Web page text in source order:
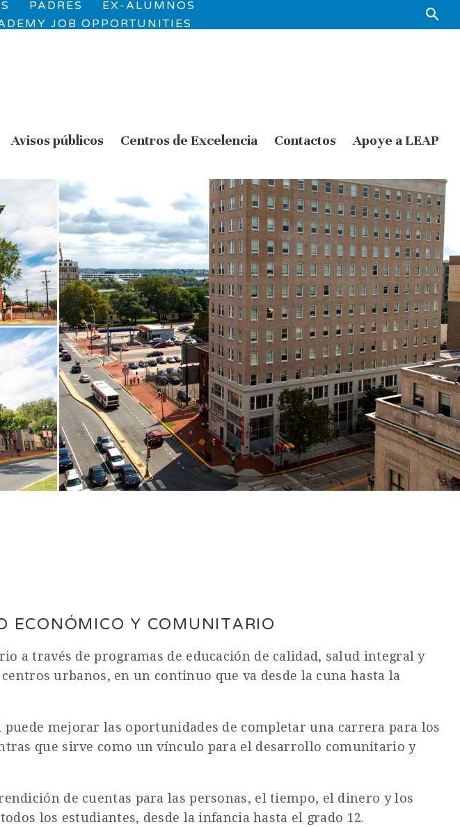
PADRES
EX-ALUMNOS
JOB OPPORTUNITIES
Avisos públicos Centros de Excelencia Contactos Apoye a LEAP
ECONÓMICO Y COMUNITARIO
a través de programas de educación de calidad, salud integral y
urbanos, en un continuo que va desde la cuna hasta la
puede mejorar las oportunidades de completar una carrera para los
que sirve como un vínculo para el desarrollo comunitario y
de cuentas para las personas, el tiempo, el dinero y los
los estudiantes, desde la infancia hasta el grado 12.